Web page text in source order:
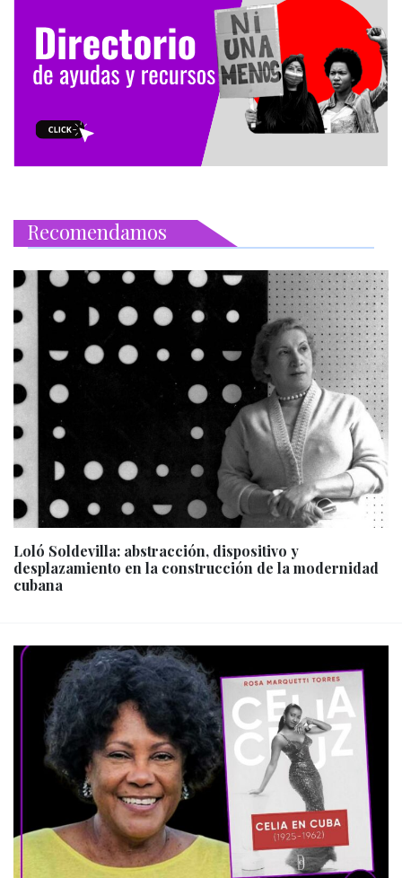
Recomendamos
Loló Soldevilla: abstracción, dispositivo y
desplazamiento en la construcción de la modernidad
cubana